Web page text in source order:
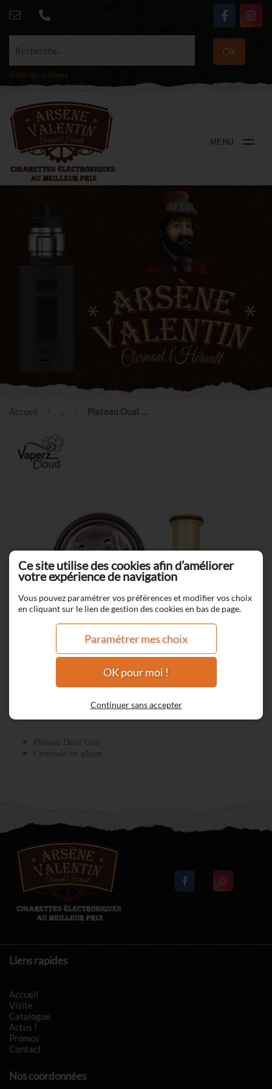
Recherche... Ok
Vider les critères
MENU
Accueil ... Plateau Dual Coil Valkyrie Mini
Plateau Dual Coil Valkyrie Mini
Plateau Dual Coil
Ceminée en ultem
Liens rapides
Accueil
Visite
Catalogue
Actus !
Promos
Contact
Nos coordonnées
Ce site utilise des cookies afin d’améliorer
votre expérience de navigation
Vous pouvez paramétrer vos préférences et modifier vos choix
en cliquant sur le lien de gestion des cookies en bas de page.
Paramétrer mes choix
OK pour moi !
Continuer sans accepter